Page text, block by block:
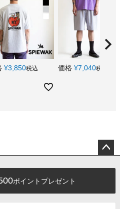
¥3,850税込 価格 ¥7,040税込
へ
ポイントプレゼント